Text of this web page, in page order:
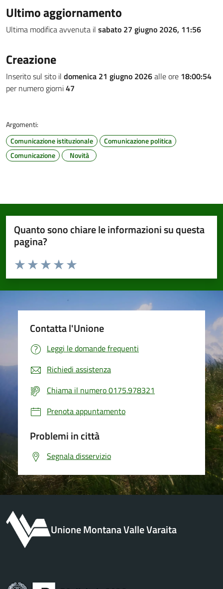
Ultimo aggiornamento
Ultima modifica avvenuta il sabato 27 giugno 2026, 11:56
Creazione
Inserito sul sito il domenica 21 giugno 2026alle ore 18:00:54
per numero giorni47
Argomenti:
Comunicazione istituzionale
Comunicazione politica
Comunicazione
Novità
Quanto sono chiare le informazioni su questa
pagina?
Valuta da 1 a 5 stelle la pagina
Valuta 5 stelle su 5
Valuta 4 stelle su 5
Valuta 3 stelle su 5
Valuta 2 stelle su 5
Valuta 1 stelle su 5
Contatta l'Unione
Leggi le domande frequenti
Richiedi assistenza
Chiama il numero 0175.978321
Prenota appuntamento
Problemi in città
Segnala disservizio
Unione Montana Valle Varaita